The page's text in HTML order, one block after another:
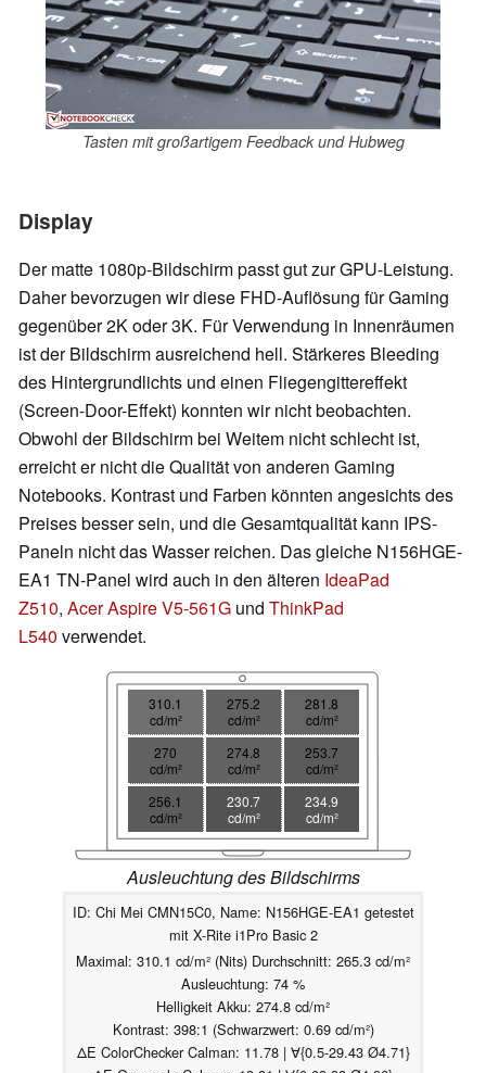
Tasten mit großartigem Feedback und Hubweg
Display
Der matte 1080p-Bildschirm passt gut zur GPU-Leistung.
Daher bevorzugen wir diese FHD-Auflösung für Gaming
gegenüber 2K oder 3K. Für Verwendung in Innenräumen
ist der Bildschirm ausreichend hell. Stärkeres Bleeding
des Hintergrundlichts und einen Fliegengittereffekt
(Screen-Door-Effekt) konnten wir nicht beobachten.
Obwohl der Bildschirm bei Weitem nicht schlecht ist,
erreicht er nicht die Qualität von anderen Gaming
Notebooks. Kontrast und Farben könnten angesichts des
Preises besser sein, und die Gesamtqualität kann IPS-
Paneln nicht das Wasser reichen. Das gleiche N156HGE-
EA1 TN-Panel wird auch in den älteren IdeaPad
Z510, Acer Aspire V5-561G und ThinkPad
L540 verwendet.
310.1
cd/m²
275.2
cd/m²
281.8
cd/m²
270
cd/m²
274.8
cd/m²
253.7
cd/m²
256.1
cd/m²
230.7
cd/m²
234.9
cd/m²
Ausleuchtung des Bildschirms
ID: Chi Mei CMN15C0, Name: N156HGE-EA1 getestet
mit X-Rite i1Pro Basic 2
Maximal: 310.1 cd/m² (Nits) Durchschnitt: 265.3 cd/m²
Ausleuchtung: 74 %
Helligkeit Akku: 274.8 cd/m²
Kontrast: 398:1 (Schwarzwert: 0.69 cd/m²)
ΔE ColorChecker Calman: 11.78 | ∀{0.5-29.43 Ø4.71}